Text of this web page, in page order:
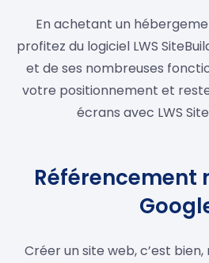
En achetant un
profitez du logiciel LWS
et de ses nombreuses
votre positionnement et
écrans avec LWS
Référencement
Créer un site web, c’est bien,